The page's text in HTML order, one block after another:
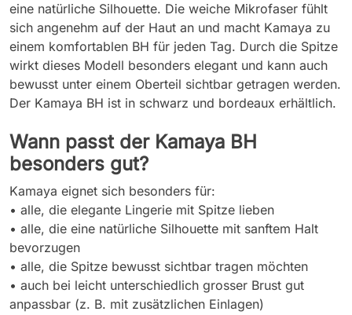
eine natürliche Silhouette. Die weiche Mikrofaser fühlt
sich angenehm auf der Haut an und macht Kamaya zu
einem komfortablen BH für jeden Tag. Durch die Spitze
wirkt dieses Modell besonders elegant und kann auch
bewusst unter einem Oberteil sichtbar getragen werden.
Der Kamaya BH ist in schwarz und bordeaux erhältlich.
Wann passt der Kamaya BH
besonders gut?
Kamaya eignet sich besonders für:
• alle, die elegante Lingerie mit Spitze lieben
• alle, die eine natürliche Silhouette mit sanftem Halt
bevorzugen
• alle, die Spitze bewusst sichtbar tragen möchten
• auch bei leicht unterschiedlich grosser Brust gut
anpassbar (z. B. mit zusätzlichen Einlagen)